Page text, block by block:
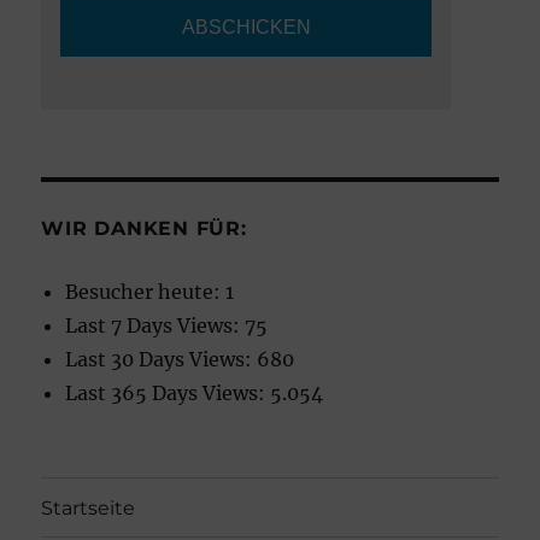
WIR DANKEN FÜR:
Besucher heute: 1
Last 7 Days Views: 75
Last 30 Days Views: 680
Last 365 Days Views: 5.054
Startseite